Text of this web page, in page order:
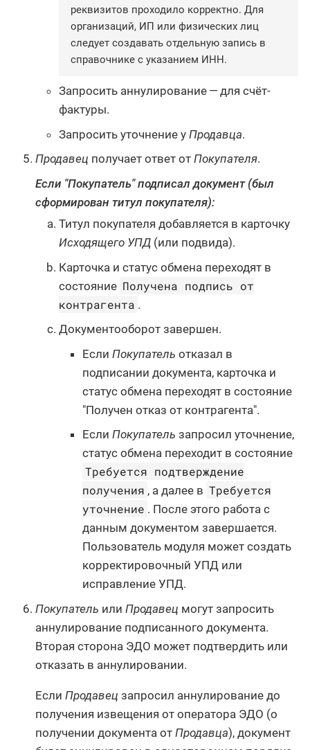
реквизитов проходило корректно. Для
организаций, ИП или физических лиц
следует создавать отдельную запись в
справочнике с указанием ИНН.
Запросить аннулирование — для счёт-
фактуры.
Запросить уточнение у Продавца.
Продавец получает ответ от Покупателя.
Если "Покупатель" подписал документ (был
сформирован титул покупателя):
Титул покупателя добавляется в карточку
Исходящего УПД (или подвида).
Карточка и статус обмена переходят в
состояние Получена подпись от
контрагента .
Документооборот завершен.
Если Покупатель отказал в
подписании документа, карточка и
статус обмена переходят в состояние
"Получен отказ от контрагента".
Если Покупатель запросил уточнение,
статус обмена переходит в состояние
Требуется подтверждение
получения , а далее в Требуется
уточнение . После этого работа с
данным документом завершается.
Пользователь модуля может создать
корректировочный УПД или
исправление УПД.
Покупатель или Продавец могут запросить
аннулирование подписанного документа.
Вторая сторона ЭДО может подтвердить или
отказать в аннулировании.
Если Продавец запросил аннулирование до
получения извещения от оператора ЭДО (о
получении документа от Продавца), документ